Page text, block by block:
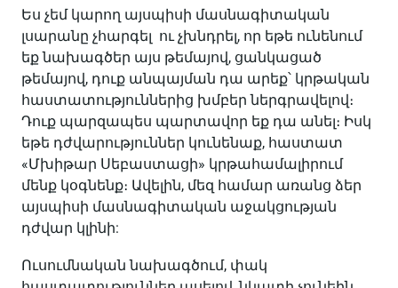
Ես չեմ կարող այսպիսի մասնագիտական
լսարանը չհարգել ու չխնդրել, որ եթե ունենում
եք նախագծեր այս թեմայով, ցանկացած
թեմայով, դուք անպայման դա արեք՝ կրթական
հաստատություններից խմբեր ներգրավելով։
Դուք պարզապես պարտավոր եք դա անել։ Իսկ
եթե դժվարություններ կունենաք, հաստատ
«Մխիթար Սեբաստացի» կրթահամալիրում
մենք կօգնենք։ Ավելին, մեզ համար առանց ձեր
այսպիսի մասնագիտական աջակցության
դժվար կլինի:
Ուսումնական նախագծում, փակ